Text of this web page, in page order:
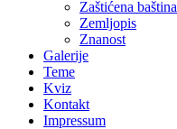
Zaštićena baština
Zemljopis
Znanost
Galerije
Teme
Kviz
Kontakt
Impressum